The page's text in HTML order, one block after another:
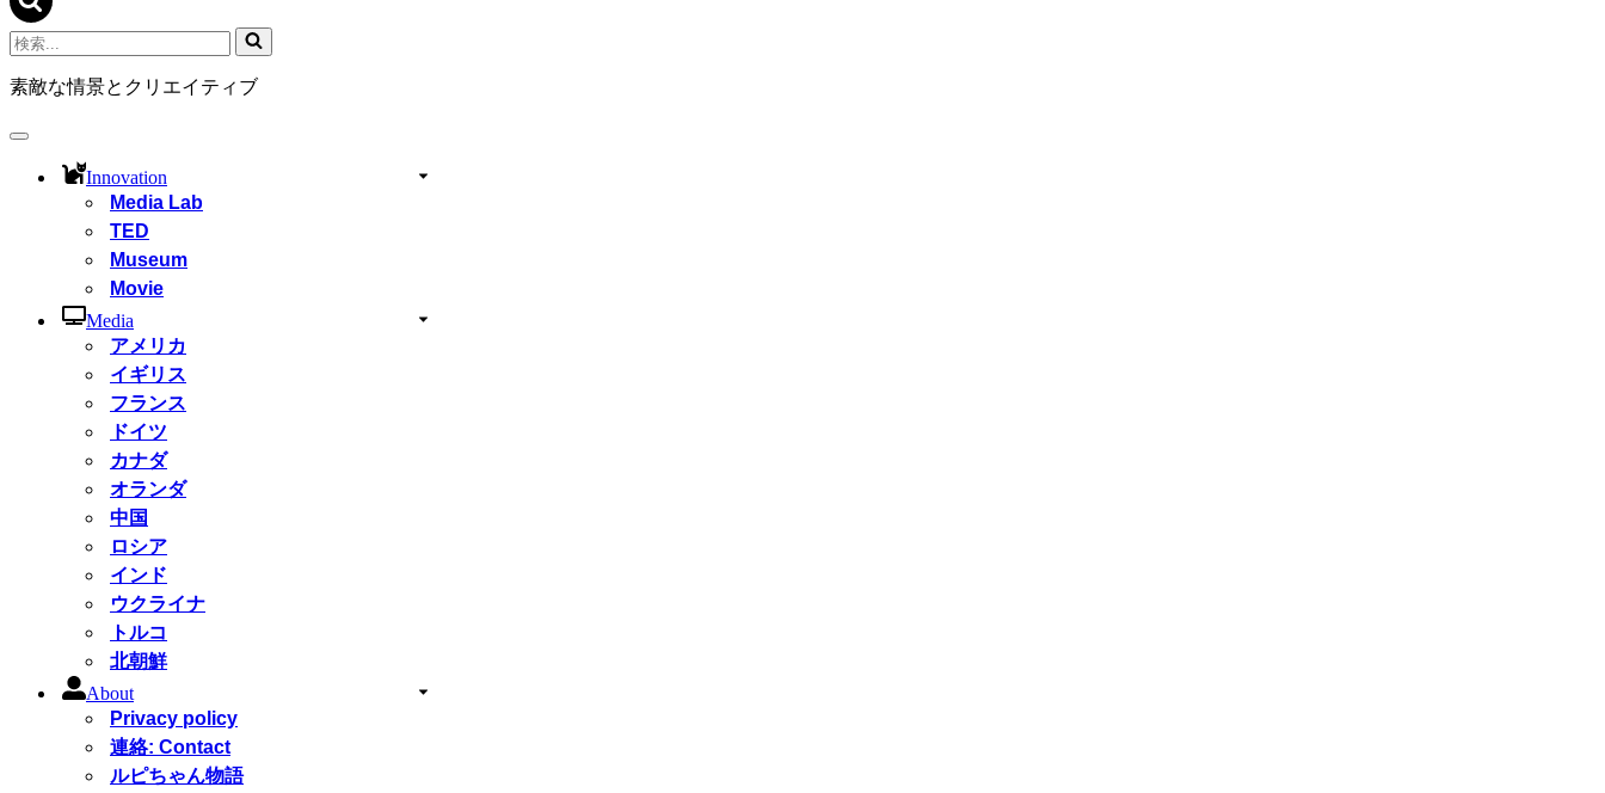
ョ
ン
メ
ニ
ュ
検
索...
素敵な情景とクリエイティブ
ナ
Innovation
Media Lab
TED
Museum
Movie
Media
アメリカ
イギリス
フランス
ドイツ
カナダ
オランダ
中国
ロシア
インド
ウクライナ
トルコ
北朝鮮
About
Privacy policy
連絡: Contact
ルピちゃん物語